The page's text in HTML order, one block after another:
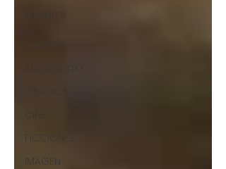
FICCIONES
IMAGEN